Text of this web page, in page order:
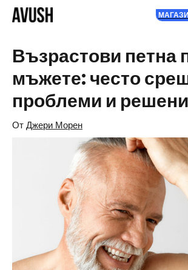
Преминаване
към
Възрастови петна
мъжете: често
проблеми и
ОтДжери Морен